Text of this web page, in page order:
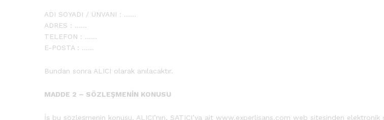
ADI SOYADI / ÜNVANI : ……
ADRES : ……
TELEFON : ……
E-POSTA : ……
Bundan sonra ALICI olarak anılacaktır.
MADDE 2 – SÖZLEŞMENİN KONUSU
İş bu sözleşmenin konusu, ALICI’nın, SATICI’ya ait www.experlisans.com web sitesinden